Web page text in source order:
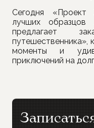
Сегодня «Проект
лучших образцов
предлагает
путешественника»,
моменты и
приключений на